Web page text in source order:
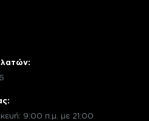
9:00 π.μ. με 21:00